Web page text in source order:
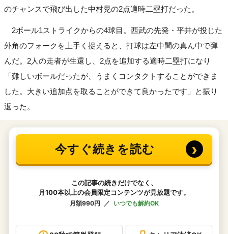
のチャンスで飛び出した中村晃の2点適時二塁打だった。
2ボール1ストライクからの4球目。西武の先発・平井が投じた
外角のフォークを上手く捉えると、打球は左中間の真ん中で弾
んだ。2人の走者が生還し、2点を追加する適時二塁打になり
「難しいボールだったが、うまくコンタクトすることができま
した。大きい追加点を取ることができて良かったです」と振り
返った。